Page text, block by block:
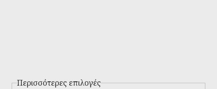
Περισσότερες επιλογές